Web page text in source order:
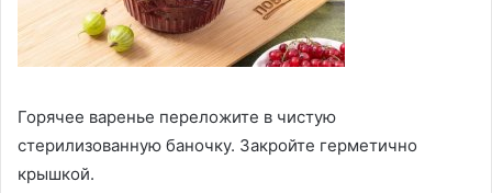
Горячее варенье переложите в чистую
стерилизованную баночку. Закройте герметично
крышкой.